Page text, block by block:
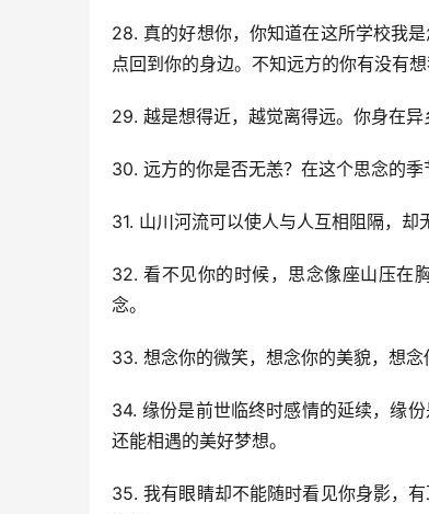
28. 真的好想你，你知道在这所学校我
点回到你的身边。不知远方的你有没有想
29. 越是想得近，越觉离得远。你身在
30. 远方的你是否无恙？在这个思念的
31. 山川河流可以使人与人互相阻隔，却
32. 看不见你的时候，思念像座山压在
念。
33. 想念你的微笑，想念你的美貌，想
34. 缘份是前世临终时感情的延续，缘
还能相遇的美好梦想。
35. 我有眼睛却不能随时看见你身影，